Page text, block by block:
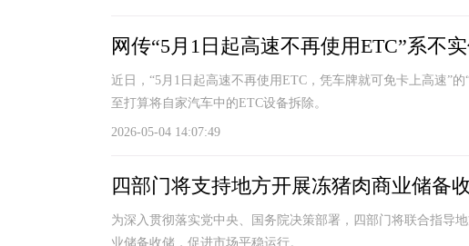
网传“5月1日起高速不再使用ETC”系不
近日，“5月1日起高速不再使用ETC，凭车牌就可免卡上高速”
至打算将自家汽车中的ETC设备拆除。
2026-05-04 14:07:49
四部门将支持地方开展冻猪肉商业储备
为深入贯彻落实党中央、国务院决策部署，四部门将联合指导
业储备收储，促进市场平稳运行。